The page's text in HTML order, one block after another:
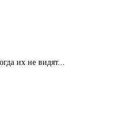
их не видят...